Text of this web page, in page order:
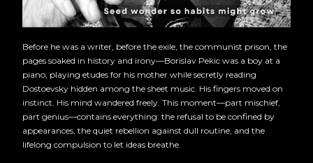
Before he was a writer, before the exile, the communist prison, the
pages soaked in history and irony—Borislav Pekic was a boy at a
piano, playing etudes for his mother while secretly reading
Dostoevsky hidden among the sheet music. His fingers moved on
instinct. His mind wandered freely. This moment—part mischief,
part genius—contains everything: the refusal to be confined by
appearances, the quiet rebellion against dull routine, and the
lifelong compulsion to let ideas breathe.